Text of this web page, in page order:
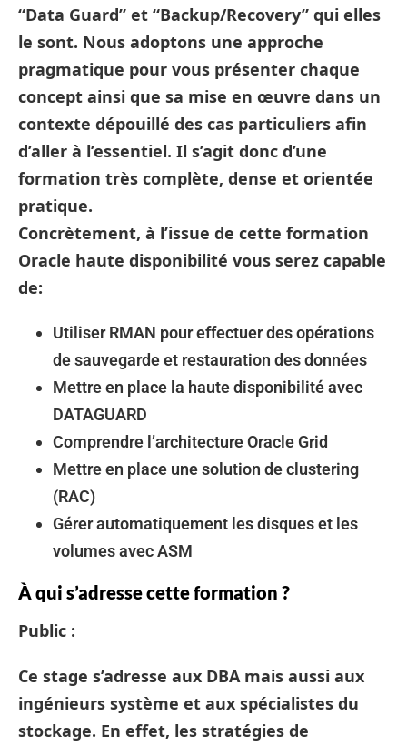
“Data Guard” et “Backup/Recovery” qui elles
le sont. Nous adoptons une approche
pragmatique pour vous présenter chaque
concept ainsi que sa mise en œuvre dans un
contexte dépouillé des cas particuliers afin
d’aller à l’essentiel. Il s’agit donc d’une
formation très complète, dense et orientée
pratique.
Concrètement, à l’issue de cette formation
Oracle haute disponibilité vous serez capable
de:
Utiliser RMAN pour effectuer des opérations
de sauvegarde et restauration des données
Mettre en place la haute disponibilité avec
DATAGUARD
Comprendre l’architecture Oracle Grid
Mettre en place une solution de clustering
(RAC)
Gérer automatiquement les disques et les
volumes avec ASM
À qui s’adresse cette formation ?
Public :
Ce stage s’adresse aux DBA mais aussi aux
ingénieurs système et aux spécialistes du
stockage. En effet, les stratégies de